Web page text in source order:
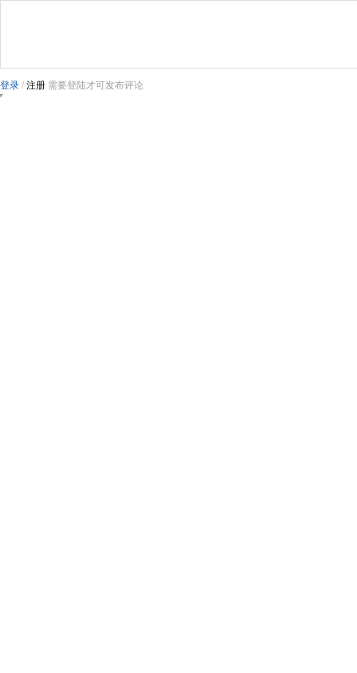
登录 / 注册 需要登陆才可发布评论